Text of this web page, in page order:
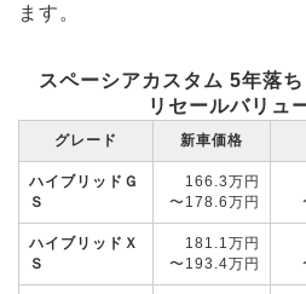
ます。
スペーシアカスタム 5年落
リセールバリュ
グレード 新車価格
ハイブリッドＧ
Ｓ
166.3万円
〜178.6万円
ハイブリッドＸ
Ｓ
181.1万円
〜193.4万円